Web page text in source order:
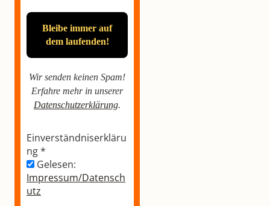
Wir senden keinen Spam!
Erfahre mehr in unserer
Datenschutzerklärung.
Einverständniserkläru
ng*
Gelesen:
Impressum/Datensch
utz